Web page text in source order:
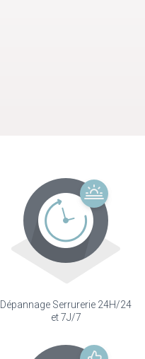
Dépannage Serrurerie 24H/24
et 7J/7